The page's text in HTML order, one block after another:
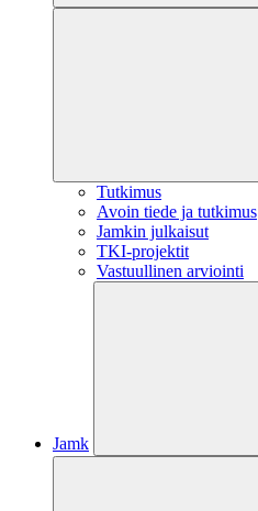
Tutkimus
Avoin tiede ja tutkimus
Jamkin julkaisut
TKI-projektit
Vastuullinen arviointi
Jamk